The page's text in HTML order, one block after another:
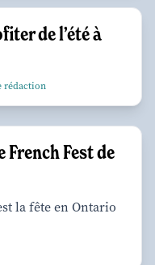
de l’été à
rédaction
French Fest de
la fête en Ontario